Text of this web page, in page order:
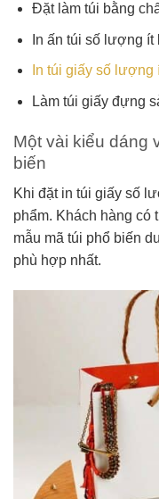
Đặt làm túi bằng
In ấn túi số lượng ít
In túi giấy số lượng
Làm túi giấy đựng
Một vài kiểu dáng
biến
Khi đặt in túi giấy số
phẩm. Khách hàng có
mẫu mã túi phổ biến
phù hợp nhất.